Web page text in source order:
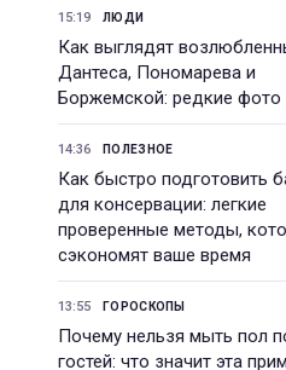
15:19 ЛЮДИ
Как выглядят
Дантеса, Пономарева и
Боржемской: редкие фото
14:36 ПОЛЕЗНОЕ
Как быстро подготовить
для консервации: легкие
проверенные методы,
сэкономят ваше время
13:55 ГОРОСКОПЫ
Почему нельзя мыть пол
гостей: что значит эта